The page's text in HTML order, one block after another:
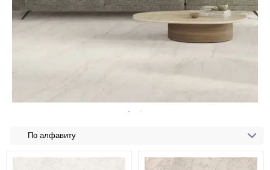
По алфавиту